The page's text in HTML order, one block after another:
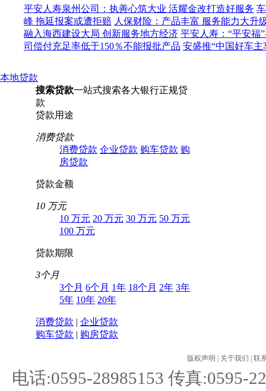
平安人寿泉州公司：执善心筑大业 活耀金改打造好服务
峰 拖延报案或遭拒赔 人保财险：产品丰富 服务能力大升
融入海西建设大局 创新服务地方经济 平安人寿：“平安福
司偿付充足率低于150％不能报批产品 安盛推“中国好车
本地贷款
搜索贷款一站式搜索各大银行正规贷
款
贷款用途
消费贷款
消费贷款 企业贷款 购车贷款 购
房贷款
贷款金额
10 万元
10 万元 20 万元 30 万元 50 万元
100 万元
贷款期限
3个月
3个月 6个月 1年 18个月 2年 3年
5年 10年 20年
消费贷款 | 企业贷款
购车贷款 | 购房贷款
版权声明 | 关于我们 | 联
电话:0595-28985153 传真:0595-